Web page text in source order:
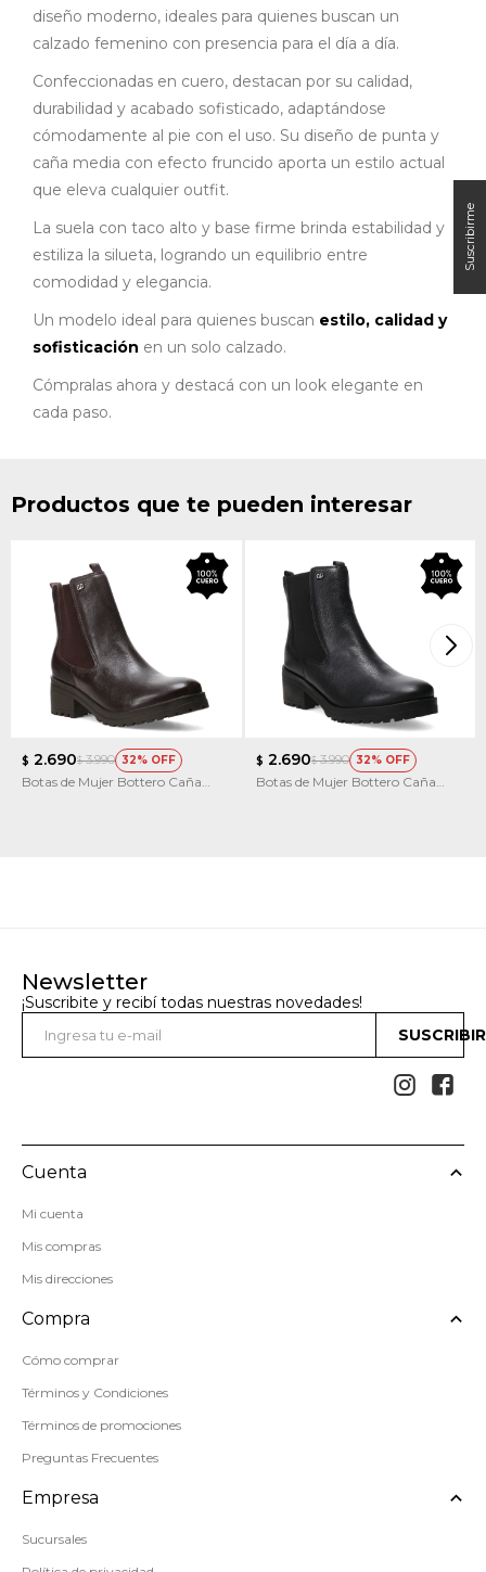
diseño moderno, ideales para quienes buscan un
calzado femenino con presencia para el día a día.
Confeccionadas en cuero, destacan por su calidad,
durabilidad y acabado sofisticado, adaptándose
cómodamente al pie con el uso. Su diseño de punta y
caña media con efecto fruncido aporta un estilo actual
que eleva cualquier outfit.
La suela con taco alto y base firme brinda estabilidad y
estiliza la silueta, logrando un equilibrio entre
comodidad y elegancia.
Un modelo ideal para quienes buscan estilo, calidad y
sofisticación en un solo calzado.
Cómpralas ahora y destacá con un look elegante en
cada paso.
Productos que te pueden interesar
$ 2.690$ 3.990 32
Botas de Mujer Bottero Caña
$ 2.690$ 3.990 32
Botas de Mujer Bottero Caña
Newsletter
¡Suscribite y recibí todas nuestras novedades!
 
Cuenta
Mi cuenta
Mis compras
Mis direcciones
Compra
Cómo comprar
Términos y Condiciones
Términos de promociones
Preguntas Frecuentes
Empresa
Sucursales